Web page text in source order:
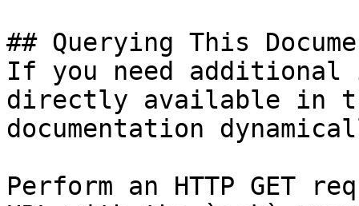
## Querying This
If you need
directly available in
documentation
Perform an HTTP GET